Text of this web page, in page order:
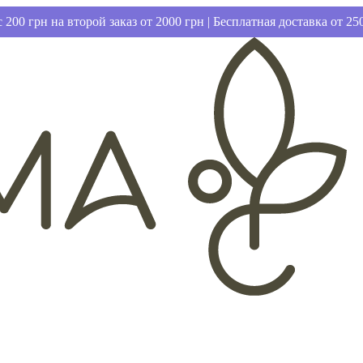
200 грн на второй заказ от 2000 грн | Бесплатная доставка от